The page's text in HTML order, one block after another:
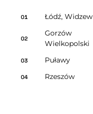
01 Łódź, Widzew
02
Gorzów
Wielkopolski
03 Puławy
04 Rzeszów